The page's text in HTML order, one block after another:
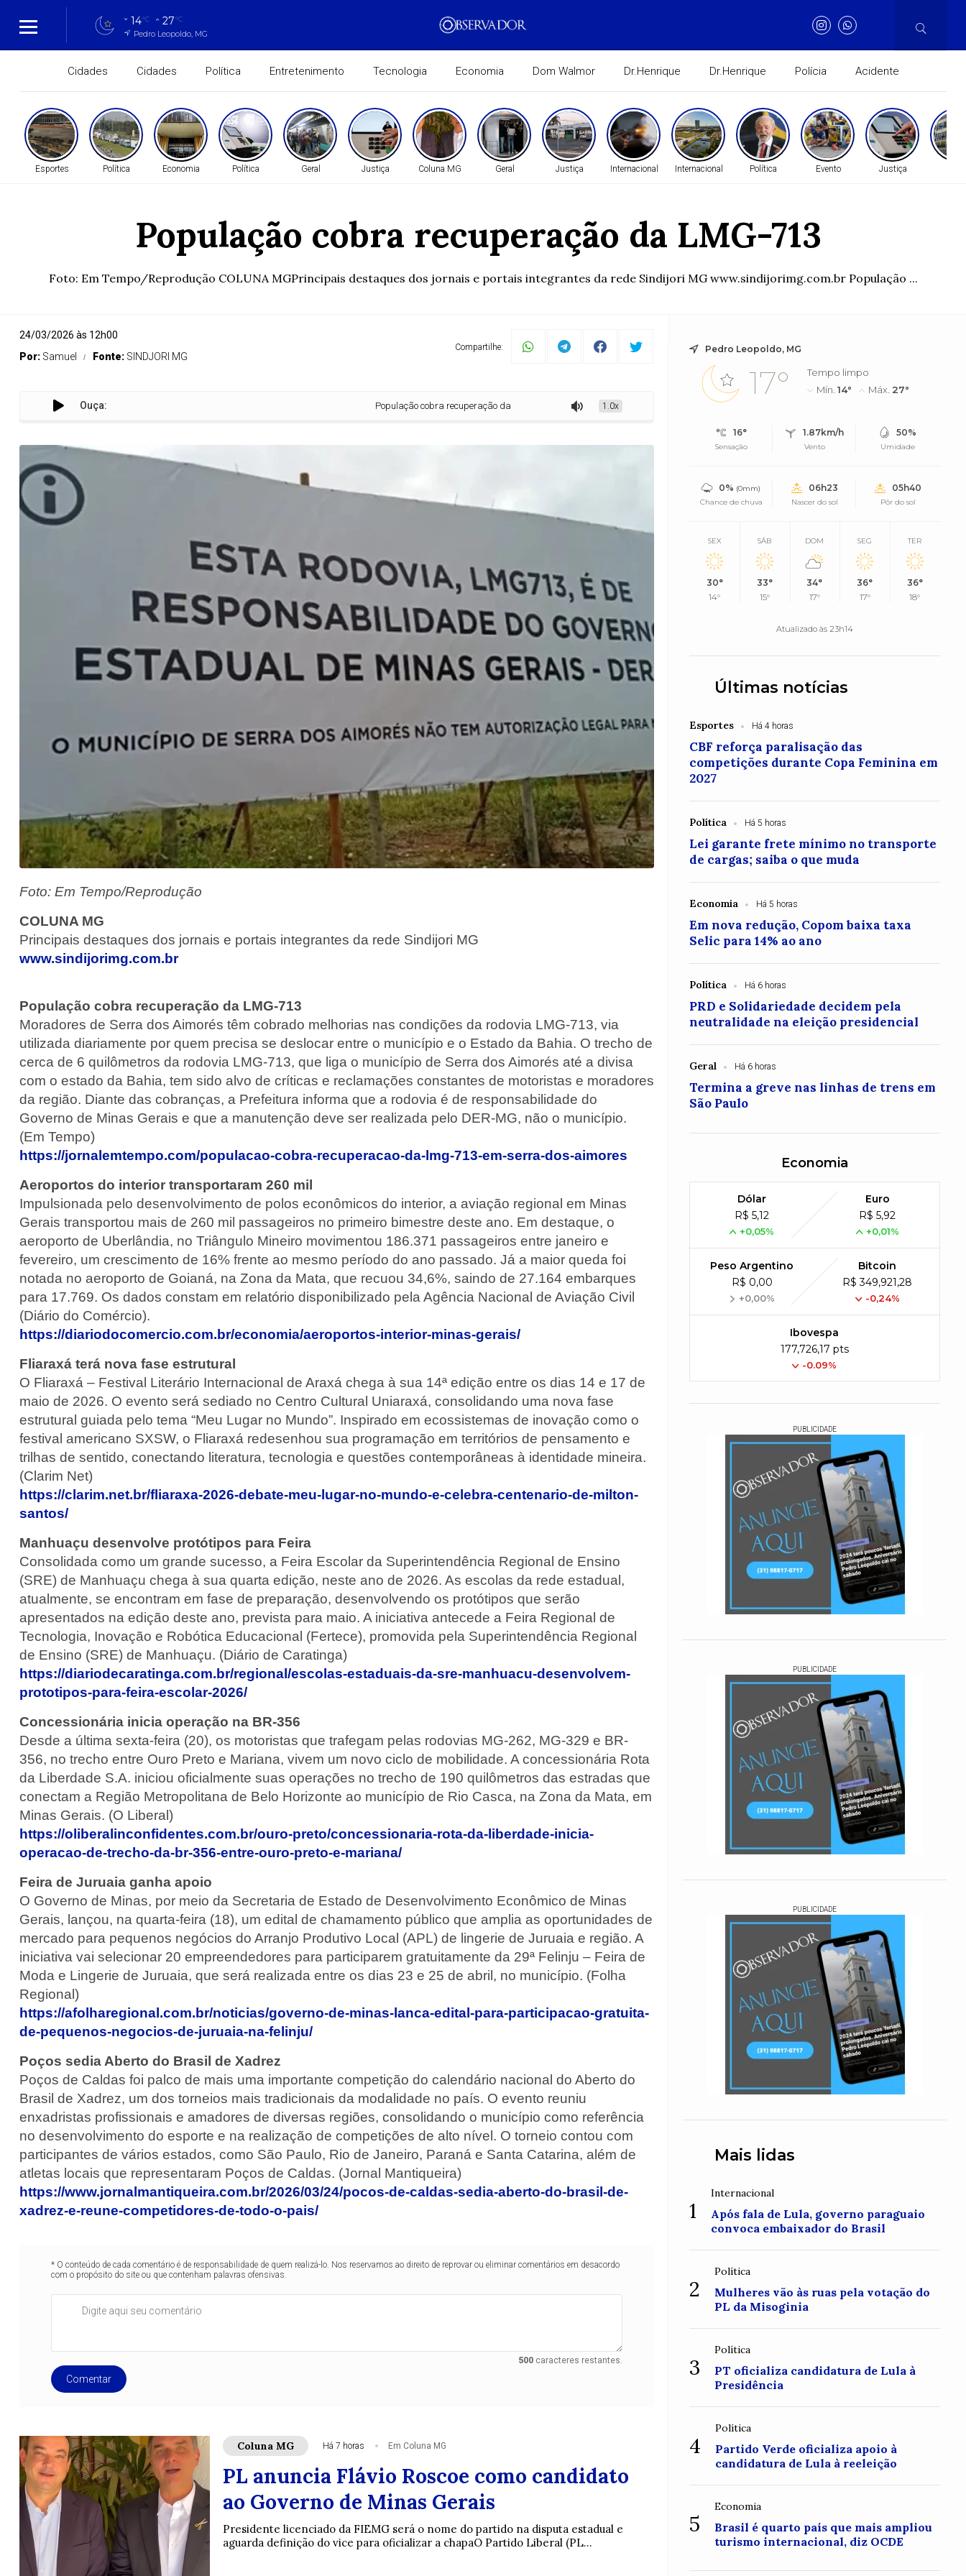
14°C 27°C
Pedro Leopoldo, MG
Cidades Cidades Política Entretenimento Tecnologia Economia Dom Walmor Dr.Henrique Dr.Henrique Polícia Acidente
Esportes Política Economia Política Geral Justiça Coluna MG Geral Justiça Internacional Internacional Política Evento Justiça
População cobra recuperação da LMG-713
Foto: Em Tempo/Reprodução COLUNA MGPrincipais destaques dos jornais e portais integrantes da rede Sindijori MG www.sindijorimg.com.br População ...
24/03/2026 às 12h00
Por: Samuel Fonte: SINDJORI MG
Compartilhe:
Ouça: População cobra recuperação da LMG-713 1.0x
Foto: Em Tempo/Reprodução
COLUNA MG
Principais destaques dos jornais e portais integrantes da rede Sindijori MG
www.sindijorimg.com.br
População cobra recuperação da LMG-713
Moradores de Serra dos Aimorés têm cobrado melhorias nas condições da rodovia LMG-713, via
utilizada diariamente por quem precisa se deslocar entre o município e o Estado da Bahia. O trecho de
cerca de 6 quilômetros da rodovia LMG-713, que liga o município de Serra dos Aimorés até a divisa
com o estado da Bahia, tem sido alvo de críticas e reclamações constantes de motoristas e moradores
da região. Diante das cobranças, a Prefeitura informa que a rodovia é de responsabilidade do
Governo de Minas Gerais e que a manutenção deve ser realizada pelo DER-MG, não o município.
(Em Tempo)
https://jornalemtempo.com/populacao-cobra-recuperacao-da-lmg-713-em-serra-dos-aimores
Aeroportos do interior transportaram 260 mil
Impulsionada pelo desenvolvimento de polos econômicos do interior, a aviação regional em Minas
Gerais transportou mais de 260 mil passageiros no primeiro bimestre deste ano. Em destaque, o
aeroporto de Uberlândia, no Triângulo Mineiro movimentou 186.371 passageiros entre janeiro e
fevereiro, um crescimento de 16% frente ao mesmo período do ano passado. Já a maior queda foi
notada no aeroporto de Goianá, na Zona da Mata, que recuou 34,6%, saindo de 27.164 embarques
para 17.769. Os dados constam em relatório disponibilizado pela Agência Nacional de Aviação Civil
(Diário do Comércio).
https://diariodocomercio.com.br/economia/aeroportos-interior-minas-gerais/
Fliaraxá terá nova fase estrutural
O Fliaraxá – Festival Literário Internacional de Araxá chega à sua 14ª edição entre os dias 14 e 17 de
maio de 2026. O evento será sediado no Centro Cultural Uniaraxá, consolidando uma nova fase
estrutural guiada pelo tema “Meu Lugar no Mundo”. Inspirado em ecossistemas de inovação como o
festival americano SXSW, o Fliaraxá redesenhou sua programação em territórios de pensamento e
trilhas de sentido, conectando literatura, tecnologia e questões contemporâneas à identidade mineira.
(Clarim Net)
https://clarim.net.br/fliaraxa-2026-debate-meu-lugar-no-mundo-e-celebra-centenario-de-milton-
santos/
Manhuaçu desenvolve protótipos para Feira
Consolidada como um grande sucesso, a Feira Escolar da Superintendência Regional de Ensino
(SRE) de Manhuaçu chega à sua quarta edição, neste ano de 2026. As escolas da rede estadual,
atualmente, se encontram em fase de preparação, desenvolvendo os protótipos que serão
apresentados na edição deste ano, prevista para maio. A iniciativa antecede a Feira Regional de
Tecnologia, Inovação e Robótica Educacional (Fertece), promovida pela Superintendência Regional
de Ensino (SRE) de Manhuaçu. (Diário de Caratinga)
https://diariodecaratinga.com.br/regional/escolas-estaduais-da-sre-manhuacu-desenvolvem-
prototipos-para-feira-escolar-2026/
Concessionária inicia operação na BR-356
Desde a última sexta-feira (20), os motoristas que trafegam pelas rodovias MG-262, MG-329 e BR-
356, no trecho entre Ouro Preto e Mariana, vivem um novo ciclo de mobilidade. A concessionária Rota
da Liberdade S.A. iniciou oficialmente suas operações no trecho de 190 quilômetros das estradas que
conectam a Região Metropolitana de Belo Horizonte ao município de Rio Casca, na Zona da Mata, em
Minas Gerais. (O Liberal)
https://oliberalinconfidentes.com.br/ouro-preto/concessionaria-rota-da-liberdade-inicia-
operacao-de-trecho-da-br-356-entre-ouro-preto-e-mariana/
Feira de Juruaia ganha apoio
O Governo de Minas, por meio da Secretaria de Estado de Desenvolvimento Econômico de Minas
Gerais, lançou, na quarta-feira (18), um edital de chamamento público que amplia as oportunidades de
mercado para pequenos negócios do Arranjo Produtivo Local (APL) de lingerie de Juruaia e região. A
iniciativa vai selecionar 20 empreendedores para participarem gratuitamente da 29ª Felinju – Feira de
Moda e Lingerie de Juruaia, que será realizada entre os dias 23 e 25 de abril, no município. (Folha
Regional)
https://afolharegional.com.br/noticias/governo-de-minas-lanca-edital-para-participacao-gratuita-
de-pequenos-negocios-de-juruaia-na-felinju/
Poços sedia Aberto do Brasil de Xadrez
Poços de Caldas foi palco de mais uma importante competição do calendário nacional do Aberto do
Brasil de Xadrez, um dos torneios mais tradicionais da modalidade no país. O evento reuniu
enxadristas profissionais e amadores de diversas regiões, consolidando o município como referência
no desenvolvimento do esporte e na realização de competições de alto nível. O torneio contou com
participantes de vários estados, como São Paulo, Rio de Janeiro, Paraná e Santa Catarina, além de
atletas locais que representaram Poços de Caldas. (Jornal Mantiqueira)
https://www.jornalmantiqueira.com.br/2026/03/24/pocos-de-caldas-sedia-aberto-do-brasil-de-
xadrez-e-reune-competidores-de-todo-o-pais/
* O conteúdo de cada comentário é de responsabilidade de quem realizá-lo. Nos reservamos ao direito de reprovar ou eliminar comentários em desacordo
com o propósito do site ou que contenham palavras ofensivas.
500caracteres restantes.
Comentar
Coluna MG Há 7 horas Em Coluna MG
PL anuncia Flávio Roscoe como candidato
ao Governo de Minas Gerais
Presidente licenciado da FIEMG será o nome do partido na disputa estadual e
aguarda definição do vice para oficializar a chapaO Partido Liberal (PL...
Pedro Leopoldo, MG
17°
Tempo limpo
Mín.14° Máx. 27°
16°
Sensação
1.87km/h
Vento
50%
Umidade
0% (0mm)
Chance de chuva
06h23
Nascer do sol
05h40
Pôr do sol
SEX
30°
14°
SÁB
33°
15°
DOM
34°
17°
SEG
36°
17°
TER
36°
18°
Atualizado às 23h14
Últimas notícias
Esportes Há 4 horas
CBF reforça paralisação das
competições durante Copa Feminina em
2027
Política Há 5 horas
Lei garante frete mínimo no transporte
de cargas; saiba o que muda
Economia Há 5 horas
Em nova redução, Copom baixa taxa
Selic para 14% ao ano
Política Há 6 horas
PRD e Solidariedade decidem pela
neutralidade na eleição presidencial
Geral Há 6 horas
Termina a greve nas linhas de trens em
São Paulo
Economia
Dólar
R$ 5,12
+0,05%
Euro
R$ 5,92
+0,01%
Peso Argentino
R$ 0,00
+0,00%
Bitcoin
R$ 349,921,28
-0,24%
Ibovespa
177,726,17 pts
-0.09%
PUBLICIDADE
PUBLICIDADE
PUBLICIDADE
Mais lidas
1
Internacional
Após fala de Lula, governo paraguaio
convoca embaixador do Brasil
2
Política
Mulheres vão às ruas pela votação do
PL da Misoginia
3
Política
PT oficializa candidatura de Lula à
Presidência
4
Política
Partido Verde oficializa apoio à
candidatura de Lula à reeleição
5
Economia
Brasil é quarto país que mais ampliou
turismo internacional, diz OCDE